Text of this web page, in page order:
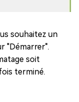
souhaitez un
"Démarrer".
soit
terminé.